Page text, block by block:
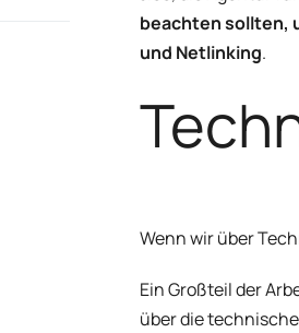
beachten sollten,
und Netlinking.
Wenn wir über
Ein Großteil der
über die